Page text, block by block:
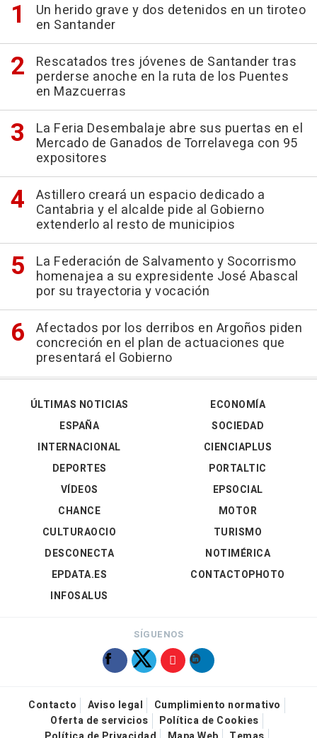
Un herido grave y dos detenidos en un tiroteo
en Santander
Rescatados tres jóvenes de Santander tras
perderse anoche en la ruta de los Puentes
en Mazcuerras
La Feria Desembalaje abre sus puertas en el
Mercado de Ganados de Torrelavega con 95
expositores
Astillero creará un espacio dedicado a
Cantabria y el alcalde pide al Gobierno
extenderlo al resto de municipios
La Federación de Salvamento y Socorrismo
homenajea a su expresidente José Abascal
por su trayectoria y vocación
Afectados por los derribos en Argoños piden
concreción en el plan de actuaciones que
presentará el Gobierno
ÚLTIMAS NOTICIAS
ESPAÑA
INTERNACIONAL
DEPORTES
VÍDEOS
ECONOMÍA
SOCIEDAD
CIENCIAPLUS
PORTALTIC
EPSOCIAL
CHANCE
CULTURAOCIO
DESCONECTA
EPDATA.ES
INFOSALUS
MOTOR
TURISMO
NOTIMÉRICA
CONTACTOPHOTO
SÍGUENOS
Contacto Aviso legal
Cumplimiento normativo
Oferta de servicios
Política de Cookies